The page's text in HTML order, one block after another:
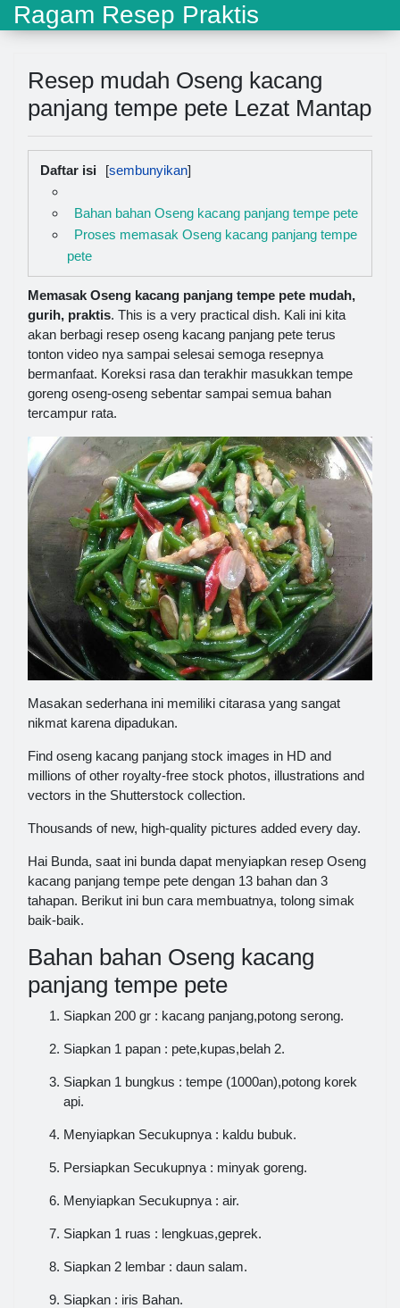
Ragam Resep Praktis
Resep mudah Oseng kacang
panjang tempe pete Lezat Mantap
Daftar isi
Bahan bahan Oseng kacang panjang tempe pete
Proses memasak Oseng kacang panjang tempe
pete
Memasak Oseng kacang panjang tempe pete mudah,
gurih, praktis. This is a very practical dish. Kali ini kita
akan berbagi resep oseng kacang panjang pete terus
tonton video nya sampai selesai semoga resepnya
bermanfaat. Koreksi rasa dan terakhir masukkan tempe
goreng oseng-oseng sebentar sampai semua bahan
tercampur rata.
Masakan sederhana ini memiliki citarasa yang sangat
nikmat karena dipadukan.
Find oseng kacang panjang stock images in HD and
millions of other royalty-free stock photos, illustrations and
vectors in the Shutterstock collection.
Thousands of new, high-quality pictures added every day.
Hai Bunda, saat ini bunda dapat menyiapkan resep Oseng
kacang panjang tempe pete dengan 13 bahan dan 3
tahapan. Berikut ini bun cara membuatnya, tolong simak
baik-baik.
Bahan bahan Oseng kacang
panjang tempe pete
Siapkan 200 gr : kacang panjang,potong serong.
Siapkan 1 papan : pete,kupas,belah 2.
Siapkan 1 bungkus : tempe (1000an),potong korek
api.
Menyiapkan Secukupnya : kaldu bubuk.
Persiapkan Secukupnya : minyak goreng.
Menyiapkan Secukupnya : air.
Siapkan 1 ruas : lengkuas,geprek.
Siapkan 2 lembar : daun salam.
Siapkan : iris Bahan.